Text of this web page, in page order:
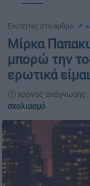
Ενότητες στο άρθρο: 📌
Μίρκα
μπορώ την
ερωτικά
🕛 χρόνος
σχολιασμό